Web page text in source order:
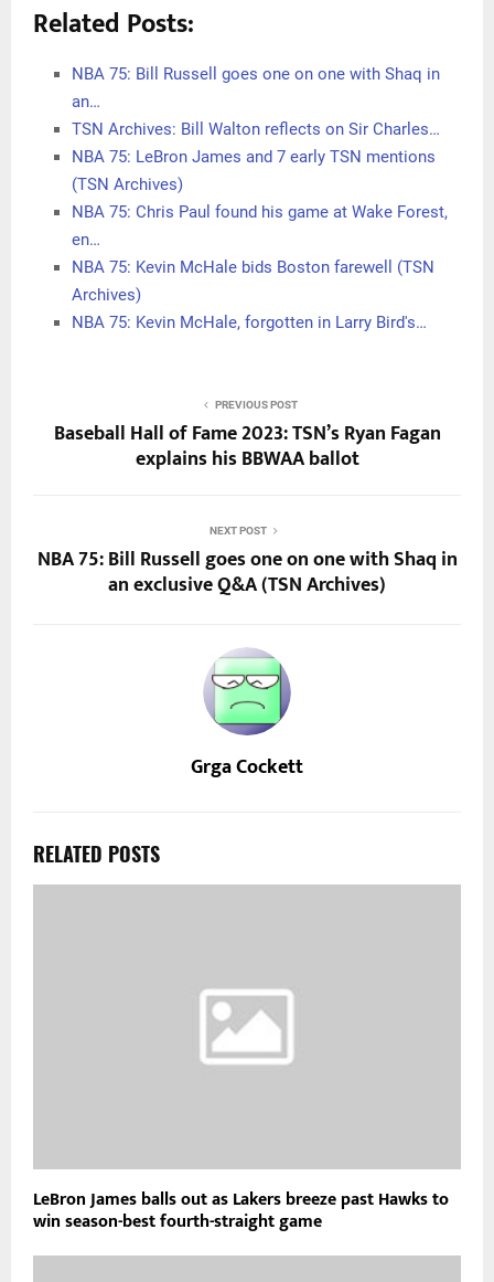
Related Posts:
NBA 75: Bill Russell goes one on one with Shaq in
an…
TSN Archives: Bill Walton reflects on Sir Charles…
NBA 75: LeBron James and 7 early TSN mentions
(TSN Archives)
NBA 75: Chris Paul found his game at Wake Forest,
en…
NBA 75: Kevin McHale bids Boston farewell (TSN
Archives)
NBA 75: Kevin McHale, forgotten in Larry Bird's…
PREVIOUS POST
Baseball Hall of Fame 2023: TSN’s Ryan Fagan
explains his BBWAA ballot
NEXT POST
NBA 75: Bill Russell goes one on one with Shaq in
an exclusive Q&A (TSN Archives)
Grga Cockett
RELATED POSTS
LeBron James balls out as Lakers breeze past Hawks to
win season-best fourth-straight game